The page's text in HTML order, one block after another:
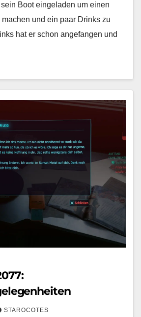
Boot eingeladen um einen
und ein paar Drinks zu
hat er schon angefangen und
STAROCOTES